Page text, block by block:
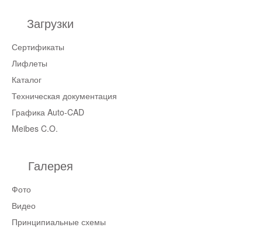
Загрузки
Сертификаты
Лифлеты
Каталог
Техническая документация
Графика Auto-CAD
Meibes C.O.
Галерея
Фото
Видео
Принципиальные схемы